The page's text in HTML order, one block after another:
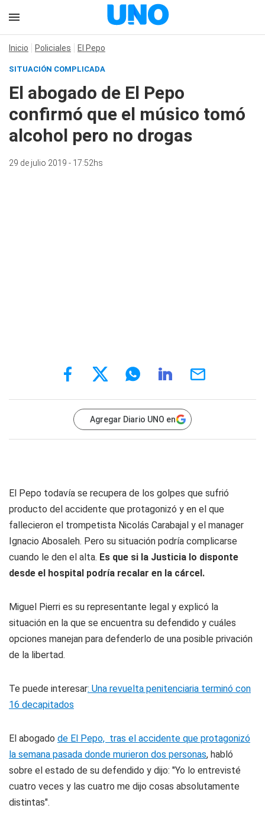
Inicio Policiales El Pepo
SITUACIÓN COMPLICADA
El abogado de El Pepo
confirmó que el músico tomó
alcohol pero no drogas
29 de julio 2019 - 17:52hs
Agregar Diario UNO en
El Pepo todavía se recupera de los golpes que sufrió
producto del accidente que protagonizó y en el que
fallecieron el trompetista Nicolás Carabajal y el manager
Ignacio Abosaleh. Pero su situación podría complicarse
cuando le den el alta. Es que si la Justicia lo disponte
desde el hospital podría recalar en la cárcel.
Miguel Pierri es su representante legal y explicó la
situación en la que se encuentra su defendido y cuáles
opciones manejan para defenderlo de una posible privación
de la libertad.
Te puede interesar: Una revuelta penitenciaria terminó con
16 decapitados
El abogado de El Pepo, tras el accidente que protagonizó
la semana pasada donde murieron dos personas, habló
sobre el estado de su defendido y dijo: "Yo lo entrevisté
cuatro veces y las cuatro me dijo cosas absolutamente
distintas".